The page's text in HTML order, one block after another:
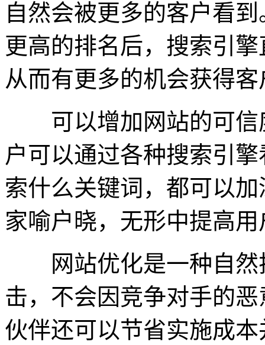
自然会被更多的客户看
更高的排名后，搜索引
从而有更多的机会获得
可以增加网站的可信
户可以通过各种搜索引
索什么关键词，都可以
家喻户晓，无形中提高
网站优化是一种自然
击，不会因竞争对手的
伙伴还可以节省实施成